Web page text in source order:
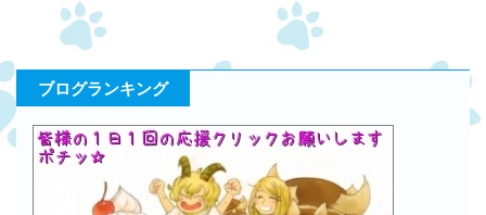
ブログランキング